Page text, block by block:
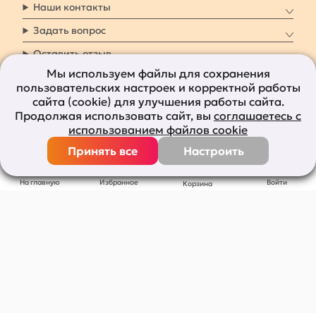
На главную Избранное Корзина Войти
Наши контакты
Задать вопрос
Оставить отзыв
8 800 7009 161 Заказать звонок
Наши социальные
сети
Все права защищены © 2011-2026bolshepodarkov.ru
Мы используем файлы для сохранения
пользовательских настроек и корректной работы
сайта (cookie) для улучшения работы сайта.
Продолжая использовать сайт, вы соглашаетесь с
использованием файлов cookie
Принять все
Настроить